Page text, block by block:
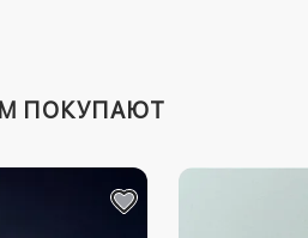
ПОКУПАЮТ